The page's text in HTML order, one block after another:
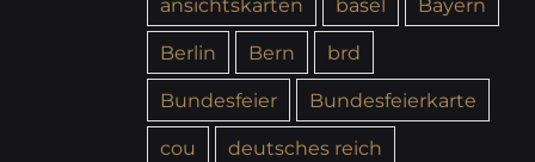
Berlin
Bern
brd
Bundesfeier
Bundesfeierkarte
cou
deutsches reich